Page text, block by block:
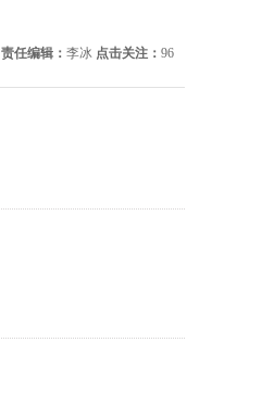
责任编辑： 李冰 点击关注： 96